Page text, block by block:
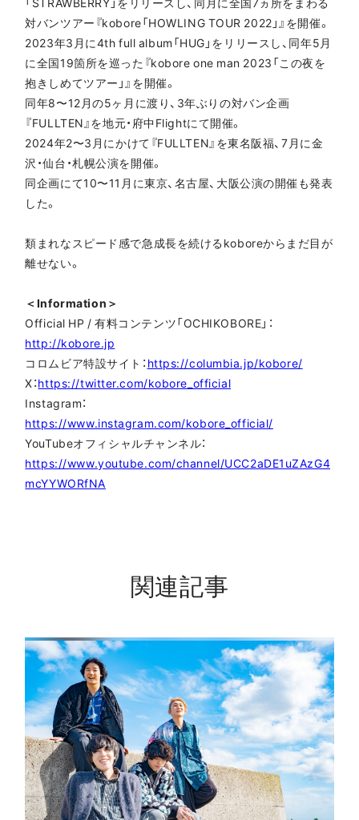
対バンツアー『kobore「HOWLING TOUR 2022」』を開催。
2023年3月に4th full album「HUG」をリリースし、同年5月
に全国19箇所を巡った『kobore one man 2023「この夜を
抱きしめてツアー」』を開催。
同年8〜12月の5ヶ月に渡り、3年ぶりの対バン企画
『FULLTEN』を地元・府中Flightにて開催。
2024年2〜3月にかけて『FULLTEN』を東名阪福、7月に金
沢・仙台・札幌公演を開催。
同企画にて10〜11月に東京、名古屋、大阪公演の開催も発表
した。
類まれなスピード感で急成長を続けるkoboreからまだ目が
離せない。
＜Information＞
Official HP / 有料コンテンツ「OCHIKOBORE」：
http://kobore.jp
コロムビア特設サイト： https://columbia.jp/kobore/
X：https://twitter.com/kobore_official
Instagram：
https://www.instagram.com/kobore_official/
YouTubeオフィシャルチャンネル：
https://www.youtube.com/channel/UCC2aDE1uZAzG4
mcYYWORfNA
関連記事